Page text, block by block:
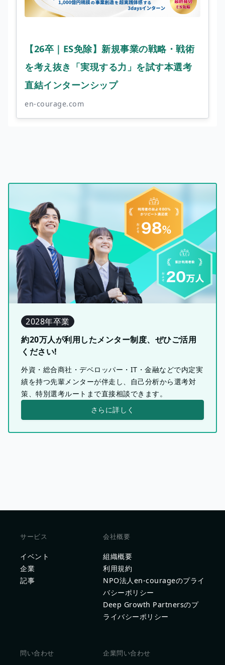
【26卒｜ES免除】新規事業の戦略・戦術
を考え抜き「実現する力」を試す本選考
直結インターンシップ
en-courage.com
2028年卒業
約20万人が利用したメンター制度、ぜひご活用
ください!
外資・総合商社・デベロッパー・IT・金融などで内定実
績を持つ先輩メンターが伴走し、自己分析から選考対
策、特別選考ルートまで直接相談できます。
さらに詳しく
サービス
イベント
企業
記事
会社概要
組織概要
利用規約
NPO法人en-courageのプライ
バシーポリシー
Deep Growth Partnersのプ
ライバシーポリシー
問い合わせ 企業問い合わせ